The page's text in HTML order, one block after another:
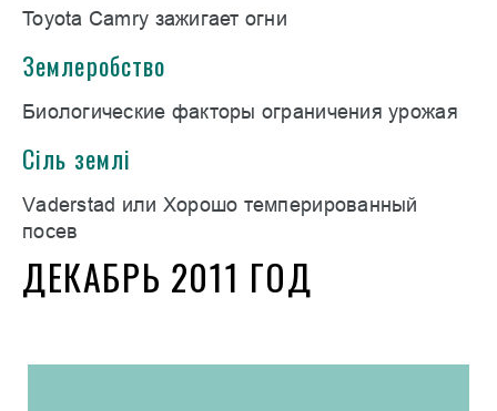
Toyota Camry зажигает огни
Землеробство
Биологические факторы ограничения урожая
Сіль землі
Vаderstad или Хорошо темперированный
посев
ДЕКАБРЬ 2011 ГОД